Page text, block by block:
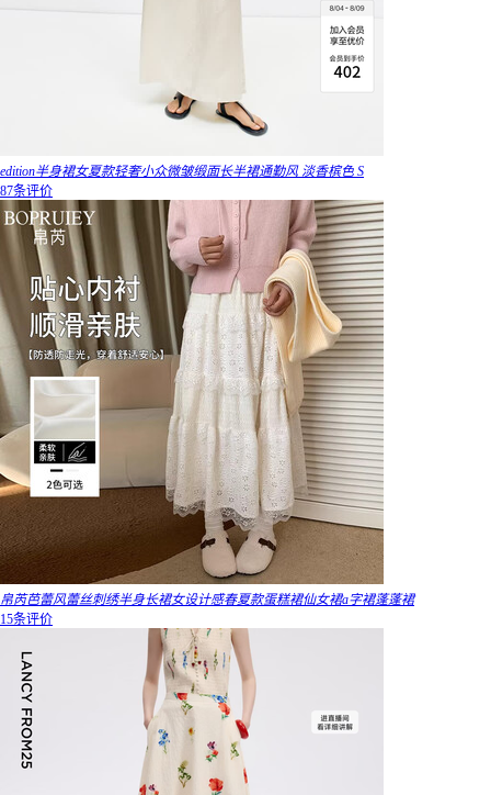
edition半身裙女夏款轻奢小众微皱缎面长半裙通勤风 淡香槟色 S
87条评价
帛芮芭蕾风蕾丝刺绣半身长裙女设计感春夏款蛋糕裙仙女裙a字裙蓬蓬裙
15条评价